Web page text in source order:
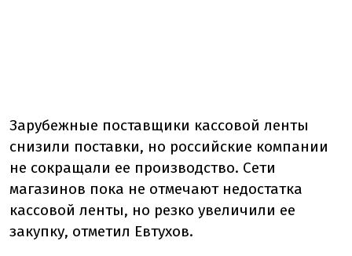
Зарубежные поставщики кассовой ленты
снизили поставки, но российские компании
не сокращали ее производство. Сети
магазинов пока не отмечают недостатка
кассовой ленты, но резко увеличили ее
закупку, отметил Евтухов.